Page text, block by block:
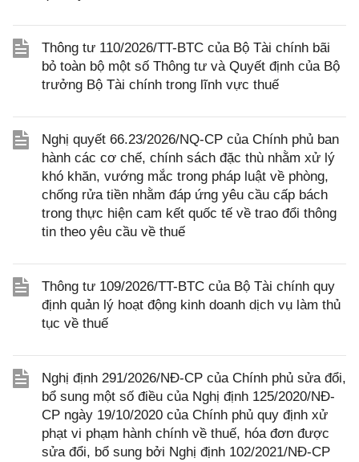
Thông tư 110/2026/TT-BTC của Bộ Tài chính bãi
bỏ toàn bộ một số Thông tư và Quyết định của Bộ
trưởng Bộ Tài chính trong lĩnh vực thuế
Nghị quyết 66.23/2026/NQ-CP của Chính phủ ban
hành các cơ chế, chính sách đặc thù nhằm xử lý
khó khăn, vướng mắc trong pháp luật về phòng,
chống rửa tiền nhằm đáp ứng yêu cầu cấp bách
trong thực hiện cam kết quốc tế về trao đổi thông
tin theo yêu cầu về thuế
Thông tư 109/2026/TT-BTC của Bộ Tài chính quy
định quản lý hoạt động kinh doanh dịch vụ làm thủ
tục về thuế
Nghị định 291/2026/NĐ-CP của Chính phủ sửa đổi,
bổ sung một số điều của Nghị định 125/2020/NĐ-
CP ngày 19/10/2020 của Chính phủ quy định xử
phạt vi phạm hành chính về thuế, hóa đơn được
sửa đổi, bổ sung bởi Nghị định 102/2021/NĐ-CP